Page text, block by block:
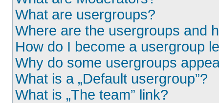
What are usergroups?
Where are the usergroups and
How do I become a usergroup
Why do some usergroups
What is a „Default usergroup”?
What is „The team” link?